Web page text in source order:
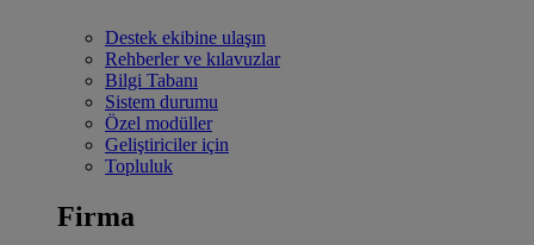
Destek ekibine ulaşın
Rehberler ve kılavuzlar
Bilgi Tabanı
Sistem durumu
Özel modüller
Geliştiriciler için
Topluluk
Firma